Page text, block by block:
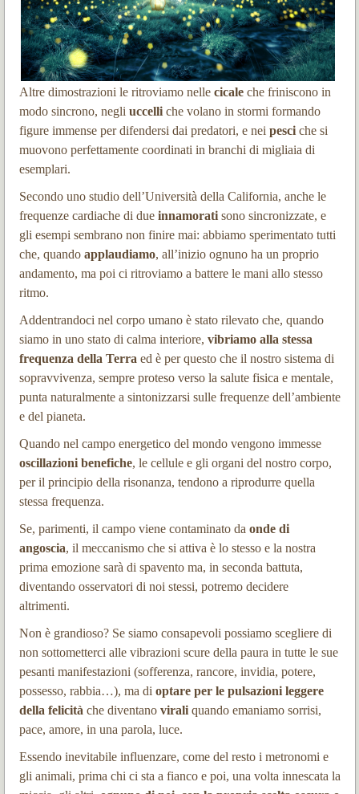
Altre dimostrazioni le ritroviamo nelle cicaleche friniscono in
modo sincrono, negli uccelliche volano in stormi formando
figure immense per difendersi dai predatori, e nei pesciche si
muovono perfettamente coordinati in branchi di migliaia di
esemplari.
Secondo uno studio dell’Università della California, anche le
frequenze cardiache di due innamoratisono sincronizzate, e
gli esempi sembrano non finire mai: abbiamo sperimentato tutti
che, quando applaudiamo, all’inizio ognuno ha un proprio
andamento, ma poi ci ritroviamo a battere le mani allo stesso
ritmo.
Addentrandoci nel corpo umano è stato rilevato che, quando
siamo in uno stato di calma interiore, vibriamo alla stessa
frequenza della Terraed è per questo che il nostro sistema di
sopravvivenza, sempre proteso verso la salute fisica e mentale,
punta naturalmente a sintonizzarsi sulle frequenze dell’ambiente
e del pianeta.
Quando nel campo energetico del mondo vengono immesse
oscillazioni benefiche, le cellule e gli organi del nostro corpo,
per il principio della risonanza, tendono a riprodurre quella
stessa frequenza.
Se, parimenti, il campo viene contaminato da onde di
angoscia, il meccanismo che si attiva è lo stesso e la nostra
prima emozione sarà di spavento ma, in seconda battuta,
diventando osservatori di noi stessi, potremo decidere
altrimenti.
Non è grandioso? Se siamo consapevoli possiamo scegliere di
non sottometterci alle vibrazioni scure della paura in tutte le sue
pesanti manifestazioni (sofferenza, rancore, invidia, potere,
possesso, rabbia…), ma di optare per le pulsazioni leggere
della felicitàche diventano viraliquando emaniamo sorrisi,
pace, amore, in una parola, luce.
Essendo inevitabile influenzare, come del resto i metronomi e
gli animali, prima chi ci sta a fianco e poi, una volta innescata la